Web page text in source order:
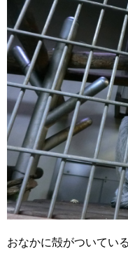
おなかに殻がついてい